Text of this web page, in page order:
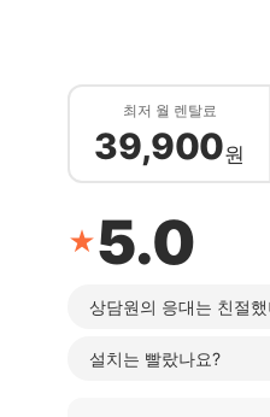
최저 월 렌탈료
39,900원
★5.0
상담원의 응대는 친절
설치는 빨랐나요?